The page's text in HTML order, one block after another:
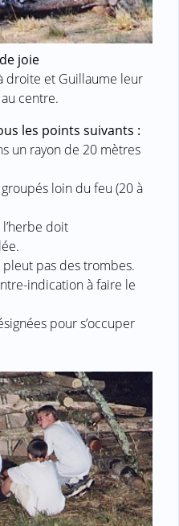
joie
droite et Guillaume leur
centre.
les points suivants :
un rayon de 20 mètres
loin du feu (20 à
doit
pleut pas des trombes.
indication à faire le
pour s’occuper